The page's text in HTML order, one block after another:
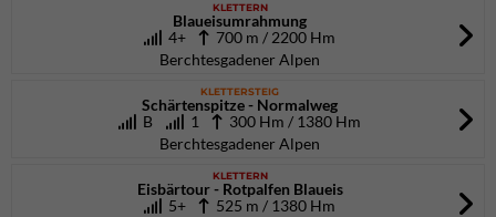
KLETTERN
Blaueisumrahmung
4+
700 m / 2200 Hm
Berchtesgadener Alpen
KLETTERSTEIG
Schärtenspitze - Normalweg
B
1
300 Hm / 1380 Hm
Berchtesgadener Alpen
KLETTERN
Eisbärtour - Rotpalfen Blaueis
5+
525 m / 1380 Hm